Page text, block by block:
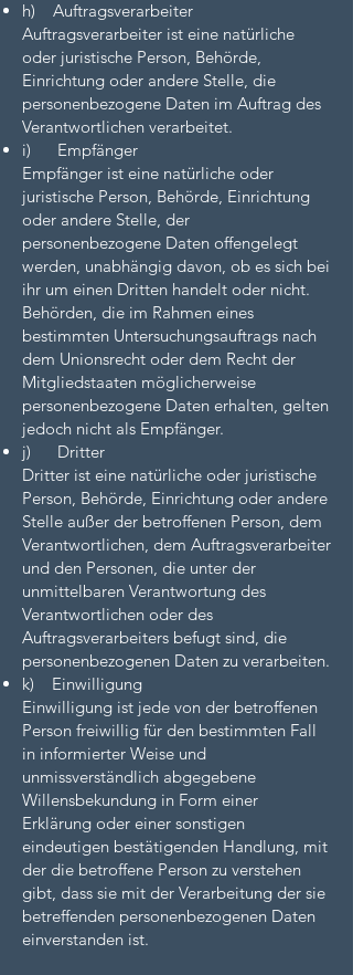
h) Auftragsverarbeiter
Auftragsverarbeiter ist eine natürliche
oder juristische Person, Behörde,
Einrichtung oder andere Stelle, die
personenbezogene Daten im Auftrag des
Verantwortlichen verarbeitet.
i) Empfänger
Empfänger ist eine natürliche oder
juristische Person, Behörde, Einrichtung
oder andere Stelle, der
personenbezogene Daten offengelegt
werden, unabhängig davon, ob es sich bei
ihr um einen Dritten handelt oder nicht.
Behörden, die im Rahmen eines
bestimmten Untersuchungsauftrags nach
dem Unionsrecht oder dem Recht der
Mitgliedstaaten möglicherweise
personenbezogene Daten erhalten, gelten
jedoch nicht als Empfänger.
j) Dritter
Dritter ist eine natürliche oder juristische
Person, Behörde, Einrichtung oder andere
Stelle außer der betroffenen Person, dem
Verantwortlichen, dem Auftragsverarbeiter
und den Personen, die unter der
unmittelbaren Verantwortung des
Verantwortlichen oder des
Auftragsverarbeiters befugt sind, die
personenbezogenen Daten zu verarbeiten.
k) Einwilligung
Einwilligung ist jede von der betroffenen
Person freiwillig für den bestimmten Fall
in informierter Weise und
unmissverständlich abgegebene
Willensbekundung in Form einer
Erklärung oder einer sonstigen
eindeutigen bestätigenden Handlung, mit
der die betroffene Person zu verstehen
gibt, dass sie mit der Verarbeitung der sie
betreffenden personenbezogenen Daten
einverstanden ist.